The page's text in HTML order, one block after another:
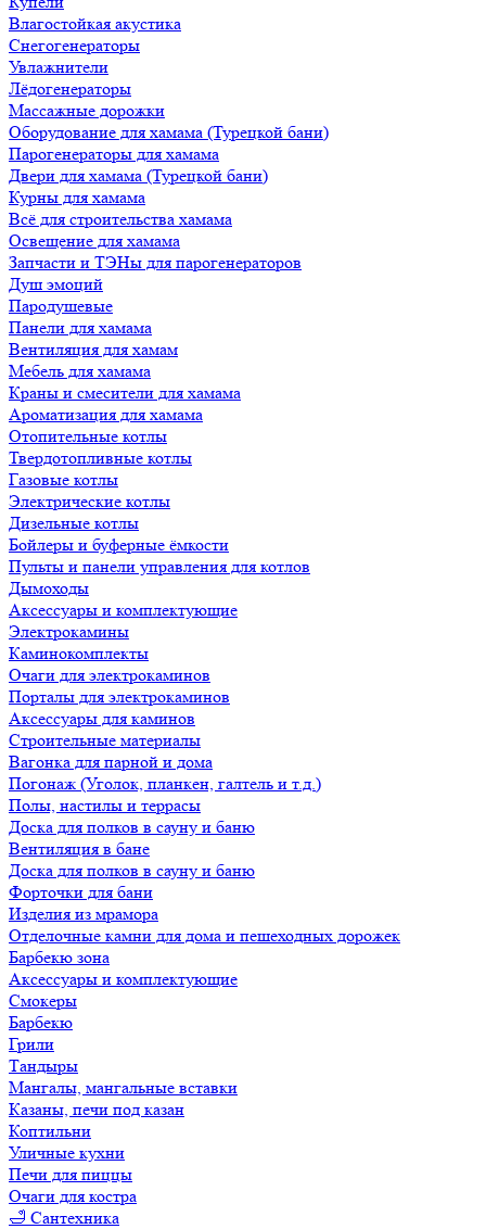
Влагостойкая акустика
Снегогенераторы
Увлажнители
Лёдогенераторы
Массажные дорожки
Оборудование для хамама (Турецкой бани)
Парогенераторы для хамама
Двери для хамама (Турецкой бани)
Курны для хамама
Всё для строительства хамама
Освещение для хамама
Запчасти и ТЭНы для парогенераторов
Душ эмоций
Пародушевые
Панели для хамама
Вентиляция для хамам
Мебель для хамама
Краны и смесители для хамама
Ароматизация для хамама
Отопительные котлы
Твердотопливные котлы
Газовые котлы
Электрические котлы
Дизельные котлы
Бойлеры и буферные ёмкости
Пульты и панели управления для котлов
Дымоходы
Аксессуары и комплектующие
Электрокамины
Каминокомплекты
Очаги для электрокаминов
Порталы для электрокаминов
Аксессуары для каминов
Строительные материалы
Вагонка для парной и дома
Погонаж (Уголок, планкен, галтель и т.д.)
Полы, настилы и террасы
Доска для полков в сауну и баню
Вентиляция в бане
Доска для полков в сауну и баню
Форточки для бани
Изделия из мрамора
Отделочные камни для дома и пешеходных дорожек
Барбекю зона
Аксессуары и комплектующие
Смокеры
Барбекю
Грили
Тандыры
Мангалы, мангальные вставки
Казаны, печи под казан
Коптильни
Уличные кухни
Печи для пиццы
Очаги для костра
🛁 Сантехника